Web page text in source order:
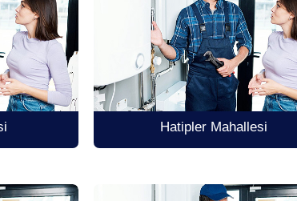
Hatipler Mahallesi